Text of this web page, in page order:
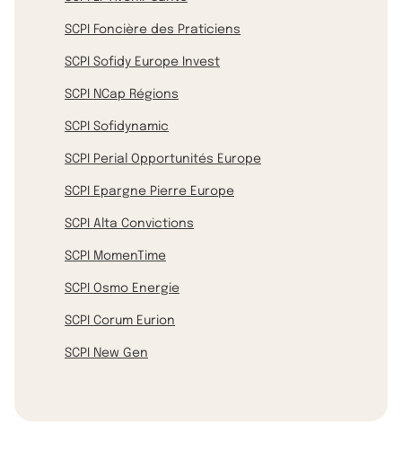
SCPI Foncière des Praticiens
SCPI Sofidy Europe Invest
SCPI NCap Régions
SCPI Sofidynamic
SCPI Perial Opportunités Europe
SCPI Epargne Pierre Europe
SCPI Alta Convictions
SCPI MomenTime
SCPI Osmo Energie
SCPI Corum Eurion
SCPI New Gen